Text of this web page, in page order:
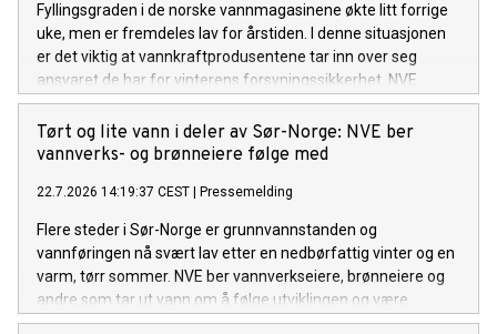
Fyllingsgraden i de norske vannmagasinene økte litt forrige
uke, men er fremdeles lav for årstiden. I denne situasjonen
er det viktig at vannkraftprodusentene tar inn over seg
ansvaret de har for vinterens forsyningssikkerhet. NVE
følger utviklingen av kraftsituasjonen, i tett dialog med
Statnett. Om nødvendig vil NVE innføre en
rapporteringsordning for kraftprodusentene.
Tørt og lite vann i deler av Sør-Norge: NVE ber
vannverks- og brønneiere følge med
22.7.2026 14:19:37 CEST Pressemelding
Flere steder i Sør-Norge er grunnvannstanden og
vannføringen nå svært lav etter en nedbørfattig vinter og en
varm, tørr sommer. NVE ber vannverkseiere, brønneiere og
andre som tar ut vann om å følge utviklingen og være
forberedt på å gjøre vannbesparende tiltak om det ikke